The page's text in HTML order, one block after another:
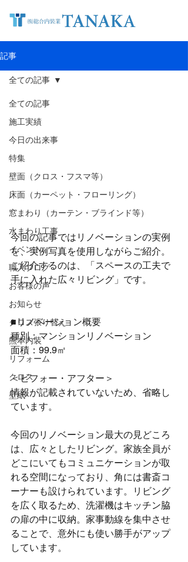
記事
全ての記事
施工実績
今日の出来事
特集
壁面（クロス・フスマ等）
床面（カーペット・フローリング）
窓まわり（カーテン・ブラインド等）
水まわり工事
イベント
職人ブログ
お客様の声
お知らせ
クロス張り替え
熊本内装
リフォーム
クロス
壁紙
全ての記事
今回の記事ではリノベーションの実例
を、実例写真を使用しながらご紹介。
ご紹介するのは、「スペースの工夫で
手に入れた広々リビング」です。
■リノベーション概要
種別：マンションリノベーション
面積：99.9㎡
＜ビフォー・アフター＞
情報が記載されていないため、省略し
ています。
今回のリノベーション最大の見どころ
は、広々としたリビング。家族全員が
どこにいてもコミュニケーションが取
れる空間になっており、角には書斎コ
ーナーも設けられています。リビング
を広く取るため、洗濯機はキッチン脇
の扉の中に収納。家事動線を集中させ
ることで、意外にも使い勝手がアップ
しています。